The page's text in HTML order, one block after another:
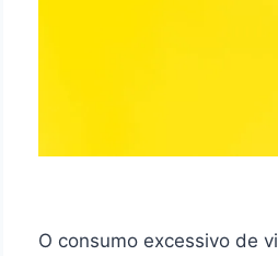
O consumo excessivo de